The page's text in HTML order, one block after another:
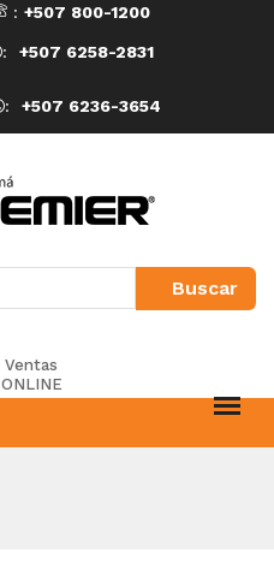
: +507 800-1200
: +507 6258-2831
: +507 6236-3654
Ventas
ONLINE